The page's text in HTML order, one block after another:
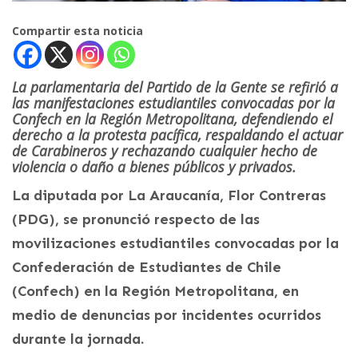
Compartir esta noticia
La parlamentaria del Partido de la Gente se refirió a
las manifestaciones estudiantiles convocadas por la
Confech en la Región Metropolitana, defendiendo el
derecho a la protesta pacífica, respaldando el actuar
de Carabineros y rechazando cualquier hecho de
violencia o daño a bienes públicos y privados.
La diputada por La Araucanía, Flor Contreras
(PDG), se pronunció respecto de las
movilizaciones estudiantiles convocadas por la
Confederación de Estudiantes de Chile
(Confech) en la Región Metropolitana, en
medio de denuncias por incidentes ocurridos
durante la jornada.